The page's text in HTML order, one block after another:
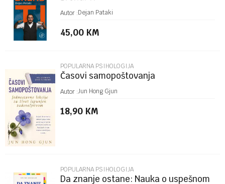
Poruka
POŠALJI
Autor :Dejan Pataki
45,00 KM
POPULARNA PSIHOLOGIJA
Časovi samopoštovanja
Autor :Jun Hong Gjun
18,90 KM
POPULARNA PSIHOLOGIJA
Da znanje ostane: Nauka o uspešnom